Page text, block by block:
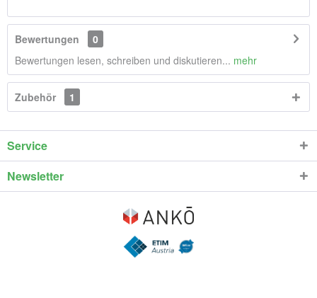
Bewertungen
0
Bewertungen lesen, schreiben und diskutieren... mehr
Zubehör 1
Service
Newsletter